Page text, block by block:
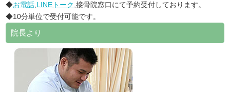
◆お電話 LINEトーク ,接骨院窓口にて予約受付しております。
◆10分単位で受付可能です。
院長より